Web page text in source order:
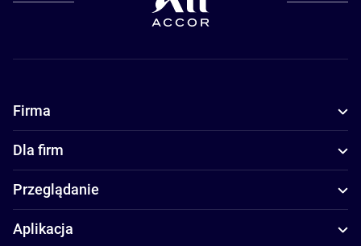
Firma
Dla firm
Przeglądanie
Aplikacja